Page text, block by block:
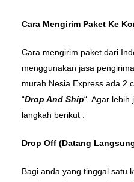
Cara Mengirim Paket Ke
Cara mengirim paket dari
menggunakan jasa
murah Nesia Express ada 2
“Drop And Ship“. Agar lebih
langkah berikut :
Drop Off (Datang
Bagi anda yang tinggal satu